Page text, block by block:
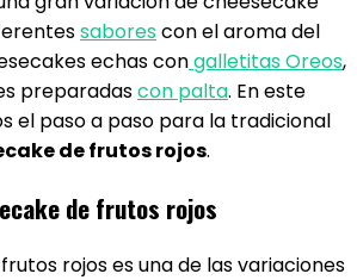
saborescon el aroma del
echas congalletitas Oreos,
preparadascon palta. En este
el paso a paso para la tradicional
de frutos rojos.
de frutos rojos
rojos es una de las variaciones